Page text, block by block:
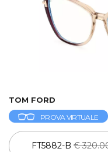
TOM FORD
PROVA VIRTUALE
FT5882-B €